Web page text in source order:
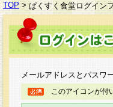
TOP > ぱくすく食堂ログイン
メールアドレスとパスワ
このアイコンが付